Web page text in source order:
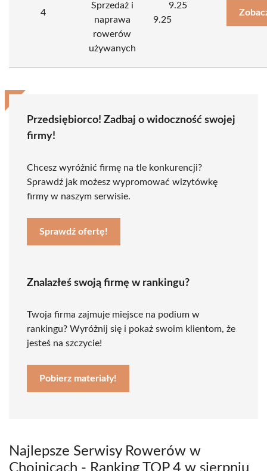
4
Sprzedaż i
naprawa
rowerów
używanych
9.25
9.25
Przedsiębiorco! Zadbaj o widoczność swojej
firmy!
Chcesz wyróżnić firmę na tle konkurencji?
Sprawdź jak możesz wypromować wizytówkę
firmy w naszym serwisie.
Sprawdź ofertę!
Znalazłeś swoją firmę w rankingu?
Twoja firma zajmuje miejsce na podium w
rankingu? Wyróżnij się i pokaż swoim klientom, że
jesteś na szczycie!
Pobierz materiały!
Najlepsze Serwisy Rowerów w
Chojnicach - Ranking TOP 4 w sierpniu